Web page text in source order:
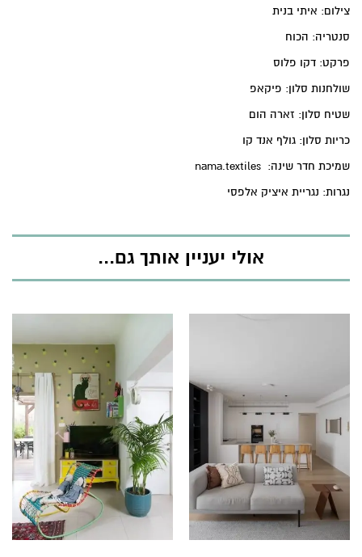
צילום: איתי בנית
סנטריה: הכוח
פרקט: דקו פלוס
שולחנות סלון: פיקאפ
שטיח סלון: זארה הום
כריות סלון: גולף אנד קו
שמיכת חדר שינה: nama.textiles
נגרות: נגריית איציק אלפסי
אולי יעניין אותך גם...